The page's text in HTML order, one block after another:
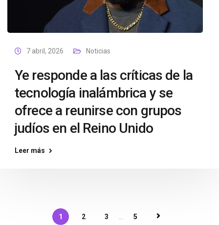
7 abril, 2026 Noticias
Ye responde a las críticas de la
tecnología inalámbrica y se
ofrece a reunirse con grupos
judíos en el Reino Unido
Leer más
1 2 3 5